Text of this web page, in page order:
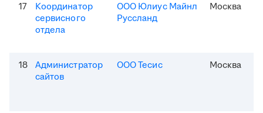
17
Координатор
сервисного
отдела
ООО Юлиус Майнл
Руссланд
Москва
18
Администратор
сайтов
ООО Тесис Москва